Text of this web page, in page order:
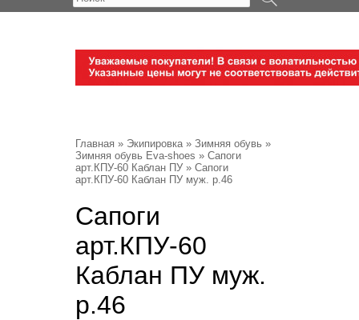
Главная » Экипировка» Зимняя обувь »
Зимняя обувь Eva-shoes » Сапоги
арт.КПУ-60 Каблан ПУ » Сапоги
арт.КПУ-60 Каблан ПУ муж. р.46
Сапоги
арт.КПУ-60
Каблан ПУ муж.
р.46